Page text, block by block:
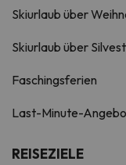
Skiurlaub über
Skiurlaub über
Faschingsferien
Last-Minute-
REISEZIELE